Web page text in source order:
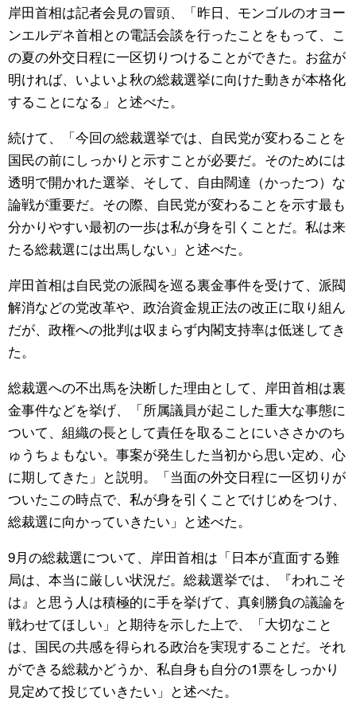
岸田首相は記者会見の冒頭、「昨日、モンゴルのオヨー
ンエルデネ首相との電話会談を行ったことをもって、こ
の夏の外交日程に一区切りつけることができた。お盆が
明ければ、いよいよ秋の総裁選挙に向けた動きが本格化
することになる」と述べた。
続けて、「今回の総裁選挙では、自民党が変わることを
国民の前にしっかりと示すことが必要だ。そのためには
透明で開かれた選挙、そして、自由闊達（かったつ）な
論戦が重要だ。その際、自民党が変わることを示す最も
分かりやすい最初の一歩は私が身を引くことだ。私は来
たる総裁選には出馬しない」と述べた。
岸田首相は自民党の派閥を巡る裏金事件を受けて、派閥
解消などの党改革や、政治資金規正法の改正に取り組ん
だが、政権への批判は収まらず内閣支持率は低迷してき
た。
総裁選への不出馬を決断した理由として、岸田首相は裏
金事件などを挙げ、「所属議員が起こした重大な事態に
ついて、組織の長として責任を取ることにいささかのち
ゅうちょもない。事案が発生した当初から思い定め、心
に期してきた」と説明。「当面の外交日程に一区切りが
ついたこの時点で、私が身を引くことでけじめをつけ、
総裁選に向かっていきたい」と述べた。
9月の総裁選について、岸田首相は「日本が直面する難
局は、本当に厳しい状況だ。総裁選挙では、『われこそ
は』と思う人は積極的に手を挙げて、真剣勝負の議論を
戦わせてほしい」と期待を示した上で、「大切なこと
は、国民の共感を得られる政治を実現することだ。それ
ができる総裁かどうか、私自身も自分の1票をしっかり
見定めて投じていきたい」と述べた。